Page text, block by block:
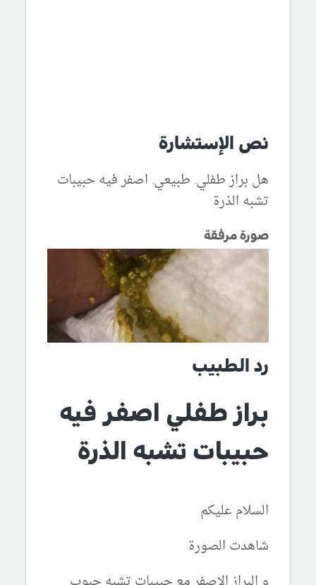
نص الإستشارة
هل براز طفلي. طبيعي. اصفر فيه حبيبات
تشبه الذرة
صورة مرفقة
رد الطبيب
براز طفلي اصفر فيه
حبيبات تشبه الذرة
السلام عليكم
شاهدت الصورة